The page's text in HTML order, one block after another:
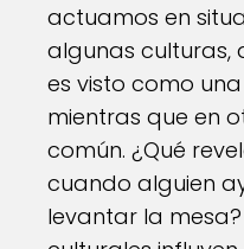
actuamos en
algunas culturas,
es visto como
mientras que en
común. ¿Qué
cuando alguien
levantar la